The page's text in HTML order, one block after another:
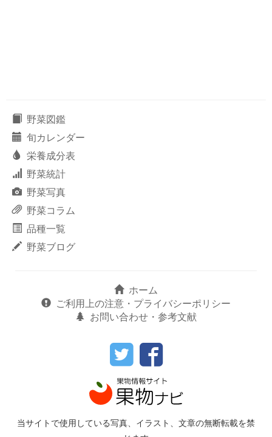
野菜図鑑
旬カレンダー
栄養成分表
野菜統計
野菜写真
野菜コラム
品種一覧
野菜ブログ
ホーム
ご利用上の注意・プライバシーポリシー
お問い合わせ・参考文献
当サイトで使用している写真、イラスト、文章の無断転載を禁